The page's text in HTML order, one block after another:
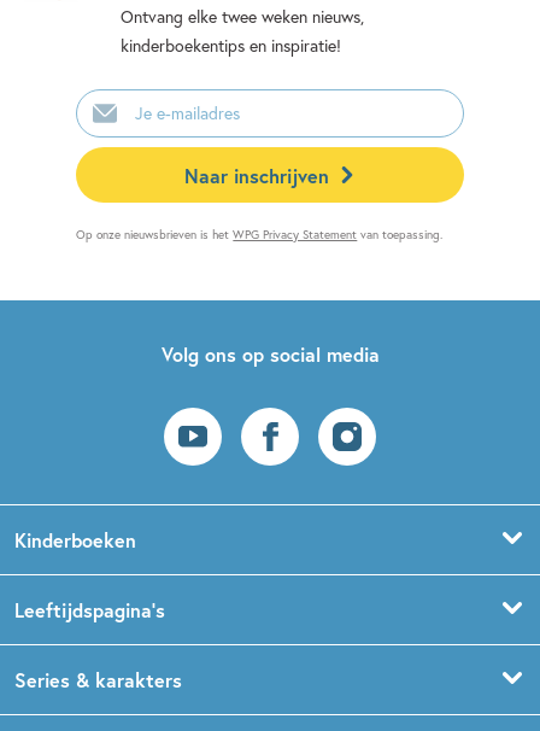
Ontvang elke twee weken nieuws,
kinderboekentips en inspiratie!
E-
mailadres
Naar inschrijven
Op onze nieuwsbrieven is hetWPG Privacy Statement van toepassing.
Volg ons op social media
Kinderboeken
Prentenboeken
Leeftijdspagina’s
Boekentips 1,5 - 3 jaar
Series & karakters